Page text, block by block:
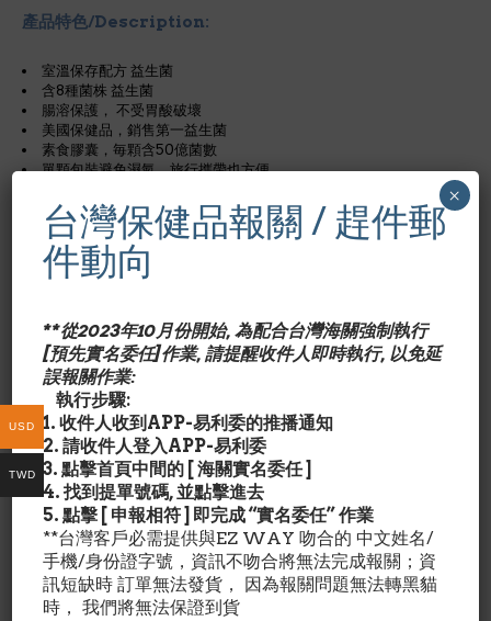
產品特色/Description:
室溫保存配方 益生菌
含8種菌株 益生菌
腸溶保護， 不受胃酸破壞
美國保健品，銷售第一益生菌
素食膠囊，毎顆含50億菌數
單顆包裝避免濕氣，旅行攜帶也方便
Jarro-Dophilus EPSR含8菌株， 取自4菌屬:
Lactobacillus, Bifidobacteria, Lactococcus and
Pediococcus.含長雙歧桿菌BB536 (森永菌株),已被證明能
入和冰刺激腸道的免疫反應。
鼠李糖乳杆菌 R0011
瑞士乳酸杆菌 R0052​
乳酸小球菌 R1001​
乾酪乳杆菌 R0215​
長雙歧杆菌 BB536​
植物乳杆菌 R1012​
短雙歧杆菌 R0070​
乳酸乳球菌乳酸亞種 R1058
*美國有機食品店內品牌
台灣保健品報關 / 趕件郵
件動向
**從2023年10月份開始, 為配合台灣海關強制執行
[預先實名委任]作業, 請提醒收件人即時執行, 以免延
誤報關作業:
執行步驟:
1. 收件人收到APP-易利委的推播通知
2. 請收件人登入APP-易利委
3. 點擊首頁中間的 [ 海關實名委任 ]
4. 找到提單號碼, 並點擊進去
5. 點擊 [ 申報相符 ] 即完成 “實名委任” 作業
**台灣客戶必需提供與EZ WAY 吻合的 中文姓名/
手機/身份證字號，資訊不吻合將無法完成報關；資
訊短缺時 訂單無法發貨， 因為報關問題無法轉黑貓
時， 我們將無法保證到貨
×
USD
TWD